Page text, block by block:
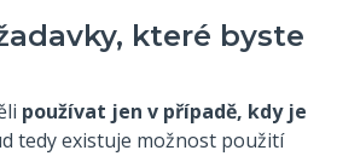
které byste
používat jen v případě, kdy je
tedy existuje možnost použití